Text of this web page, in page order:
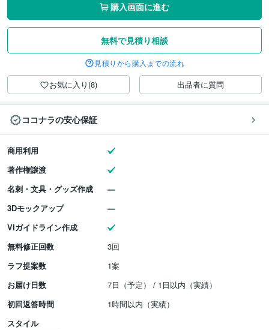
購入画面に進む
無料で見積り相談
見積りから購入までの流れ
お気に入り(8) 出品者に質問
ココナラの安心保証
商用利用
著作権譲渡
名刺・文具・グッズ作成
3Dモックアップ
VIガイドライン作成
無料修正回数
3回
ラフ提案数
1案
お届け日数
7日（予定） / 1日以内（実績）
初回返答時間
1時間以内（実績）
スタイル